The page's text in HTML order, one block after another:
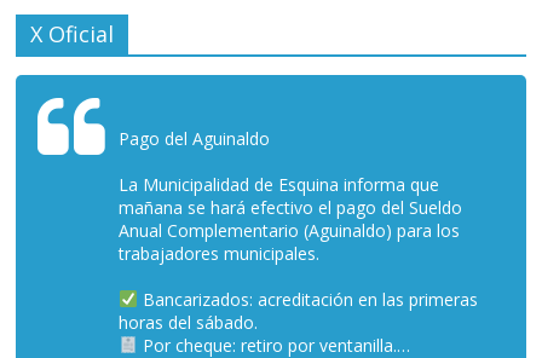
X Oficial
Pago del Aguinaldo
La Municipalidad de Esquina informa que
mañana se hará efectivo el pago del Sueldo
Anual Complementario (Aguinaldo) para los
trabajadores municipales.
Bancarizados: acreditación en las primeras
horas del sábado.
Por cheque: retiro por ventanilla.…